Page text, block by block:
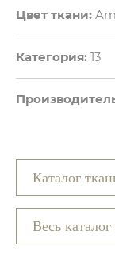
Цвет ткани:
Категория: 13
Каталог
Весь